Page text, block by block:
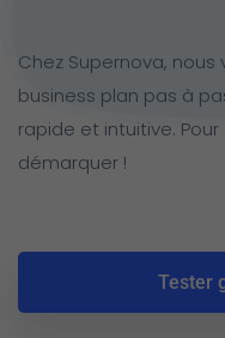
Chez Supernova,
business plan pas à
rapide et intuitive.
démarquer !
Tester